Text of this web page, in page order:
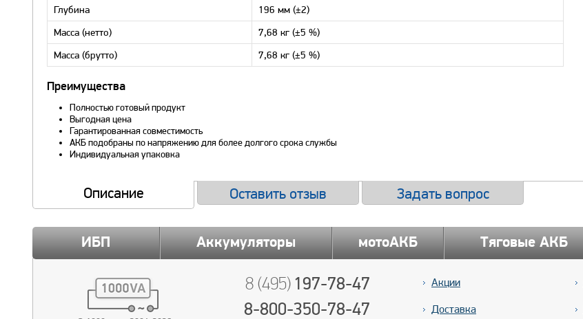
Глубина
196 мм (±2)
Масса (нетто)
7,68 кг (±5 %)
Масса (брутто)
7,68 кг (±5 %)
Преимущества
Полностью готовый продукт
Выгодная цена
Гарантированная совместимость
АКБ подобраны по напряжению для более долгого срока службы
Индивидуальная упаковка
Описание Оставить отзыв Задать вопрос
ИБП Аккумуляторы мотоАКБ Тяговые АКБ
8 (495)197-78-47
8-800-350-78-47
Акции
Доставка